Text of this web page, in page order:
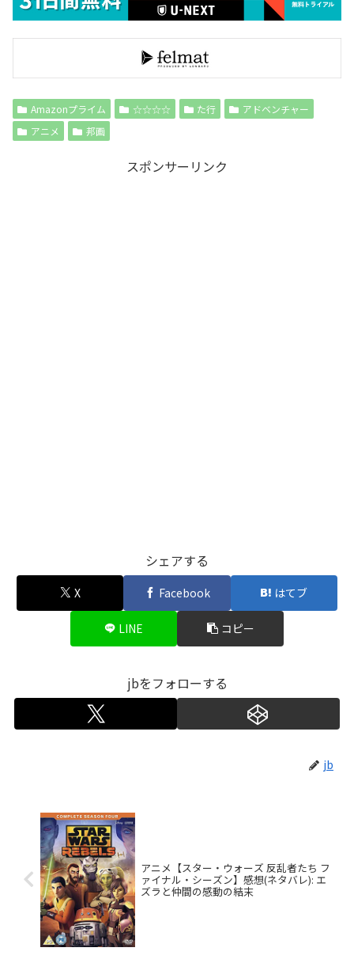
Amazonプライム ☆☆☆☆ た行
アドベンチャー
アニメ
邦画
スポンサーリンク
シェアする
X Facebook はてブ
LINE コピー
jbをフォローする
jb
アニメ【スター・ウォーズ 反乱者たち フ
ァイナル・シーズン】感想(ネタバレ): エ
ズラと仲間の感動の結末